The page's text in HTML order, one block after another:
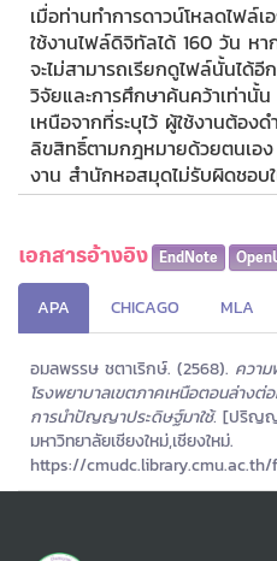
เมื่อท่านทำการดาวน์โหลดไฟล์
ใช้งานไฟล์ดิจิทัลได้ 160 วัน ห
จะไม่สามารถเรียกดูไฟล์นั้นได้
วิจัยและการศึกษาค้นคว้าเท่านั้
เหนือจากที่ระบุไว้ ผู้ใช้งานต้อ
ลิขสิทธิ์ตามกฎหมายด้วยตนเอง
งาน สำนักหอสมุดไม่รับผิดชอบ
เอกสารอ้างอิง EndNote
APA CHICAGO MLA
อมลพรรษ ชตาเริกษ์. (2568). ควา
โรงพยาบาลเขตภาคเหนือตอนล่าง
การนำปัญญาประดิษฐ์มาใช้. [ปริญญ
มหาวิทยาลัยเชียงใหม่,เชียงใหม่.
https://